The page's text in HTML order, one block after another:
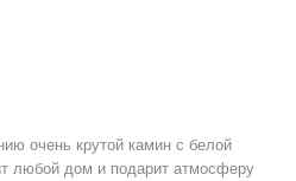
очень крутой камин с белой
любой дом и подарит атмосферу